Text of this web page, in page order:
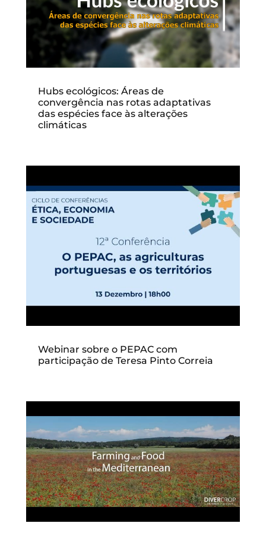
Hubs ecológicos: Áreas de
convergência nas rotas adaptativas
das espécies face às alterações
climáticas
Webinar sobre o PEPAC com
participação de Teresa Pinto Correia